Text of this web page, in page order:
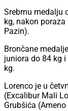
Srebrnu medalju
kg, nakon
Pazin).
Brončane
juniora do 84 kg
kg.
Lorenco je u
(Excalibur Mali
Grubšića